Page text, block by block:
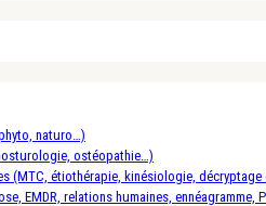
naturo…)
ostéopathie…)
(MTC, étiothérapie, kinésiologie,
EMDR, relations humaines,